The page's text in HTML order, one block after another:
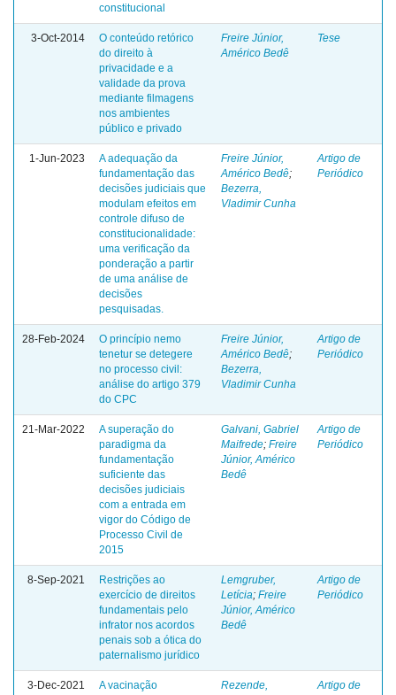
constitucional
3-Oct-2014
O conteúdo retórico
do direito à
privacidade e a
validade da prova
mediante filmagens
nos ambientes
público e privado
Freire Júnior,
Américo Bedê
Tese
1-Jun-2023
A adequação da
fundamentação das
decisões judiciais que
modulam efeitos em
controle difuso de
constitucionalidade:
uma verificação da
ponderação a partir
de uma análise de
decisões
pesquisadas.
Freire Júnior,
Américo Bedê;
Bezerra,
Vladimir Cunha
Artigo de
Periódico
28-Feb-2024
O princípio nemo
tenetur se detegere
no processo civil:
análise do artigo 379
do CPC
Freire Júnior,
Américo Bedê;
Bezerra,
Vladimir Cunha
Artigo de
Periódico
21-Mar-2022
A superação do
paradigma da
fundamentação
suficiente das
decisões judiciais
com a entrada em
vigor do Código de
Processo Civil de
2015
Galvani, Gabriel
Maifrede; Freire
Júnior, Américo
Bedê
Artigo de
Periódico
8-Sep-2021
Restrições ao
exercício de direitos
fundamentais pelo
infrator nos acordos
penais sob a ótica do
paternalismo jurídico
Lemgruber,
Letícia; Freire
Júnior, Américo
Bedê
Artigo de
Periódico
3-Dec-2021
A vacinação
Rezende,
Artigo de